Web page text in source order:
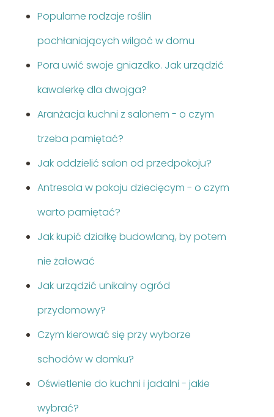
Popularne rodzaje roślin
pochłaniających wilgoć w domu
Pora uwić swoje gniazdko. Jak urządzić
kawalerkę dla dwojga?
Aranżacja kuchni z salonem - o czym
trzeba pamiętać?
Jak oddzielić salon od przedpokoju?
Antresola w pokoju dziecięcym - o czym
warto pamiętać?
Jak kupić działkę budowlaną, by potem
nie żałować
Jak urządzić unikalny ogród
przydomowy?
Czym kierować się przy wyborze
schodów w domku?
Oświetlenie do kuchni i jadalni - jakie
wybrać?